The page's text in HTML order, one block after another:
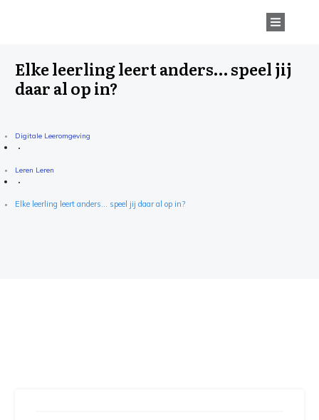
Elke leerling leert anders… speel jij
daar al op in?
Digitale Leeromgeving
Leren Leren
Elke leerling leert anders… speel jij daar al op in?